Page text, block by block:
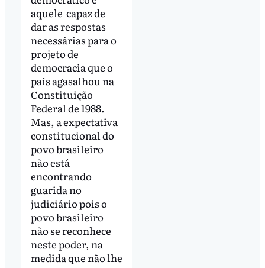
aquele capaz de
dar as respostas
necessárias para o
projeto de
democracia que o
país agasalhou na
Constituição
Federal de 1988.
Mas, a expectativa
constitucional do
povo brasileiro
não está
encontrando
guarida no
judiciário pois o
povo brasileiro
não se reconhece
neste poder, na
medida que não lhe